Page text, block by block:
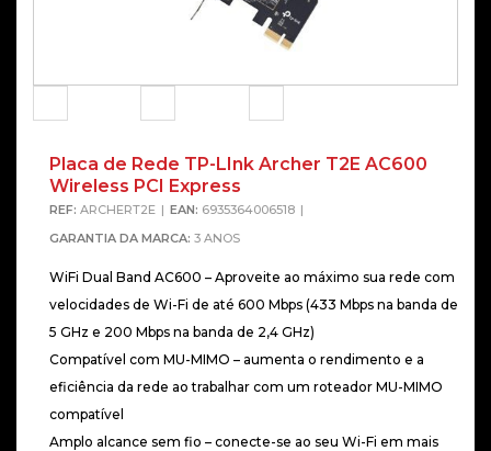
Placa de Rede TP-LInk Archer T2E AC600
Wireless PCI Express
REF: ARCHERT2E EAN: 6935364006518
GARANTIA DA MARCA: 3 ANOS
WiFi Dual Band AC600 – Aproveite ao máximo sua rede com
velocidades de Wi-Fi de até 600 Mbps (433 Mbps na banda de
5 GHz e 200 Mbps na banda de 2,4 GHz)
Compatível com MU-MIMO – aumenta o rendimento e a
eficiência da rede ao trabalhar com um roteador MU-MIMO
compatível
Amplo alcance sem fio – conecte-se ao seu Wi-Fi em mais